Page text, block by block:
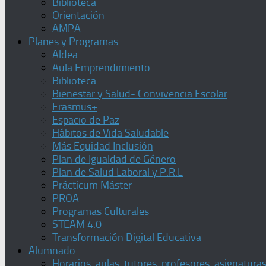
Orientación
AMPA
Planes y Programas
Aldea
Aula Emprendimiento
Biblioteca
Bienestar y Salud- Convivencia Escolar
Erasmus+
Espacio de Paz
Hábitos de Vida Saludable
Más Equidad Inclusión
Plan de Igualdad de Género
Plan de Salud Laboral y P.R.L
Prácticum Máster
PROA
Programas Culturales
STEAM 4.0
Transformación Digital Educativa
Alumnado